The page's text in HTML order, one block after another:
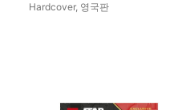
Hardcover, 영국판